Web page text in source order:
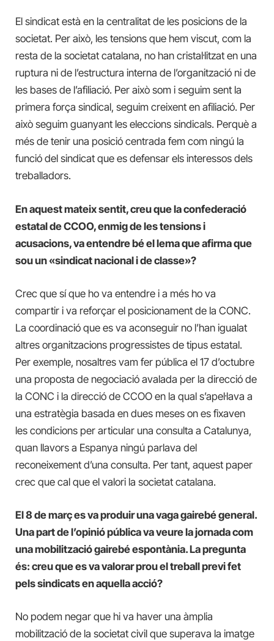
El sindicat està en la centralitat de les posicions de la
societat. Per això, les tensions que hem viscut, com la
resta de la societat catalana, no han cristal·litzat en una
ruptura ni de l’estructura interna de l’organització ni de
les bases de l’afiliació. Per això som i seguim sent la
primera força sindical, seguim creixent en afiliació. Per
això seguim guanyant les eleccions sindicals. Perquè a
més de tenir una posició centrada fem com ningú la
funció del sindicat que es defensar els interessos dels
treballadors.
En aquest mateix sentit, creu que la confederació
estatal de CCOO, enmig de les tensions i
acusacions, va entendre bé el lema que afirma que
sou un «sindicat nacional i de classe»?
Crec que sí que ho va entendre i a més ho va
compartir i va reforçar el posicionament de la CONC.
La coordinació que es va aconseguir no l’han igualat
altres organitzacions progressistes de tipus estatal.
Per exemple, nosaltres vam fer pública el 17 d’octubre
una proposta de negociació avalada per la direcció de
la CONC i la direcció de CCOO en la qual s’apel·lava a
una estratègia basada en dues meses on es fixaven
les condicions per articular una consulta a Catalunya,
quan llavors a Espanya ningú parlava del
reconeixement d’una consulta. Per tant, aquest paper
crec que cal que el valori la societat catalana.
El 8 de març es va produir una vaga gairebé general.
Una part de l’opinió pública va veure la jornada com
una mobilització gairebé espontània. La pregunta
és: creu que es va valorar prou el treball previ fet
pels sindicats en aquella acció?
No podem negar que hi va haver una àmplia
mobilització de la societat civil que superava la imatge